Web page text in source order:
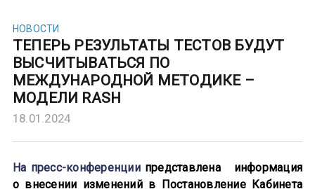
НОВОСТИ
ТЕПЕРЬ РЕЗУЛЬТАТЫ ТЕСТОВ БУДУТ
ВЫСЧИТЫВАТЬСЯ ПО
МЕЖДУНАРОДНОЙ МЕТОДИКЕ –
МОДЕЛИ RASH
18.01.2024
На пресс-конференциипредставлена информация
о внесении изменений в Постановление Кабинета